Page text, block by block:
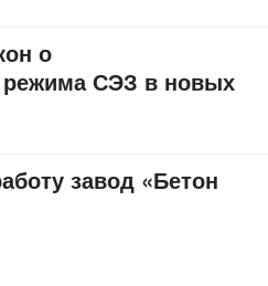
о
режима СЭЗ в новых
завод «Бетон